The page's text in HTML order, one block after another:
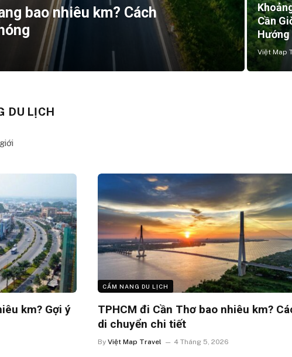
bao nhiêu km? Cách
Cần
Việt Map
DU LỊCH
km? Gợi ý
CẨM NANG DU LỊCH
TPHCM đi Cần Thơ bao nhiêu km?
di chuyển chi tiết
By Việt Map Travel 4 Tháng 5, 2026